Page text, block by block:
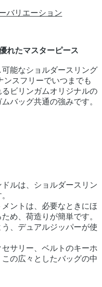
バリエーション
れたマスターピース
能なショルダースリング
ンスフリーでいつまでも
ビリンガムオリジナルの
バッグ共通の強みです。
ルは、ショルダースリン
ントは、必要なときにほ
め、荷造りが簡単です。
、デュアルジッパーが使
サリー、ベルトのキーホ
の広々としたバッグの中